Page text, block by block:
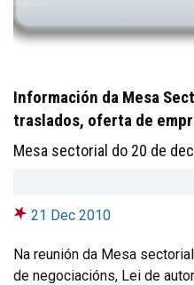
Información da Mesa
traslados, oferta de
Mesa sectorial do 20 de
21 Dec 2010
Na reunión da Mesa
de negociacións, Lei de